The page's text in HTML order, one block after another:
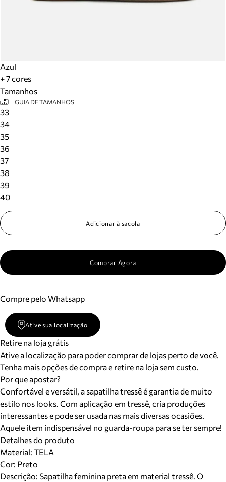
Azul
+ 7 cores
Tamanhos
GUIA DE TAMANHOS
33
34
35
36
37
38
39
40
Adicionar à sacola
Comprar Agora
Compre pelo Whatsapp
Ative sua localização
Retire na loja grátis
Ative a localização para poder comprar de lojas perto de você.
Tenha mais opções de compra e retire na loja sem custo.
Por que apostar?
Confortável e versátil, a sapatilha tressê é garantia de muito
estilo nos looks. Com aplicação em tressê, cria produções
interessantes e pode ser usada nas mais diversas ocasiões.
Aquele item indispensável no guarda-roupa para se ter sempre!
Detalhes do produto
Material: TELA
Cor: Preto
Descrição: Sapatilha feminina preta em material tressê. O